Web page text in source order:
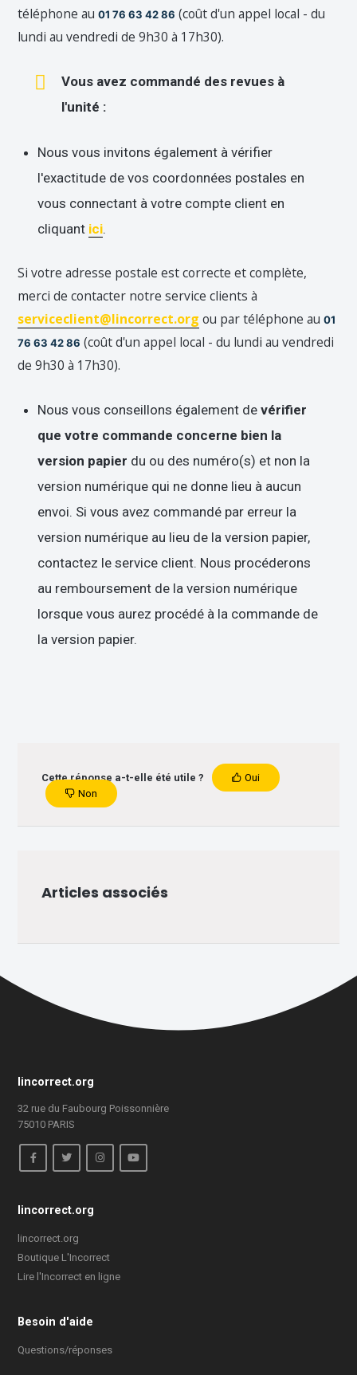
téléphone au01 76 63 42 86 (coût d'un appel local - du
lundi au vendredi de 9h30 à 17h30).
Vous avez commandé des revues à
l'unité :
Nous vous invitons également à vérifier
l'exactitude de vos coordonnées postales en
vous connectant à votre compte client en
cliquant ici.
Si votre adresse postale est correcte et complète,
merci de contacter notre service clients à
serviceclient@lincorrect.org ou par téléphone au01
76 63 42 86 (coût d'un appel local - du lundi au vendredi
de 9h30 à 17h30).
Nous vous conseillons également devérifier
que votre commande concerne bien la
version papier du ou des numéro(s) et non la
version numérique qui ne donne lieu à aucun
envoi. Si vous avez commandé par erreur la
version numérique au lieu de la version papier,
contactez le service client. Nous procéderons
au remboursement de la version numérique
lorsque vous aurez procédé à la commande de
la version papier.
Cette réponse a-t-elle été utile ?
Oui
Non
Articles associés
lincorrect.org
32 rue du Faubourg Poissonnière
75010 PARIS
lincorrect.org
lincorrect.org
Boutique L'Incorrect
Lire l'Incorrect en ligne
Besoin d'aide
Questions/réponses